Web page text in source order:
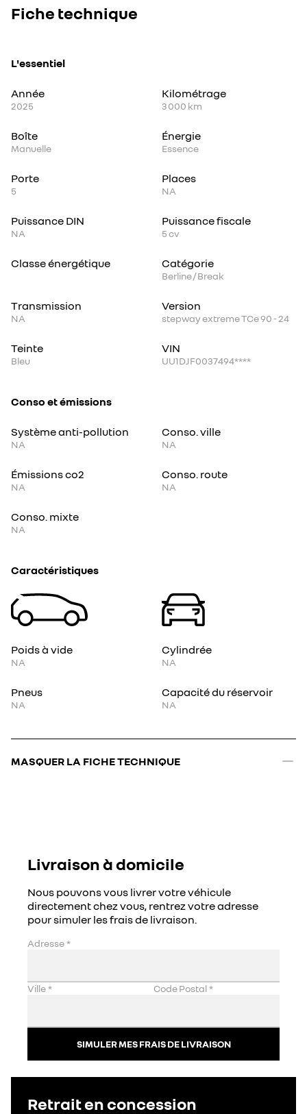
Fiche technique
MASQUER LA FICHE TECHNIQUE
L'essentiel
Année
2025
Kilométrage
3 000 km
Boîte
Manuelle
Énergie
Essence
Porte
5
Places
NA
Puissance DIN
NA
Puissance fiscale
5cv
Classe énergétique Catégorie
Berline / Break
Transmission
NA
Version
stepway extreme TCe 90 - 24
Teinte
Bleu
VIN
UU1DJF0037494****
Conso et émissions
Système anti-pollution
NA
Conso. ville
NA
Émissions co2
NA
Conso. route
NA
Conso. mixte
NA
Caractéristiques
Poids à vide
NA
Cylindrée
NA
Pneus
NA
Capacité du réservoir
NA
Livraison à domicile
Nous pouvons vous livrer votre véhicule
directement chez vous, rentrez votre adresse
pour simuler les frais de livraison.
Adresse*
Ville* Code Postal*
SIMULER MES FRAIS DE LIVRAISON
Retrait en concession